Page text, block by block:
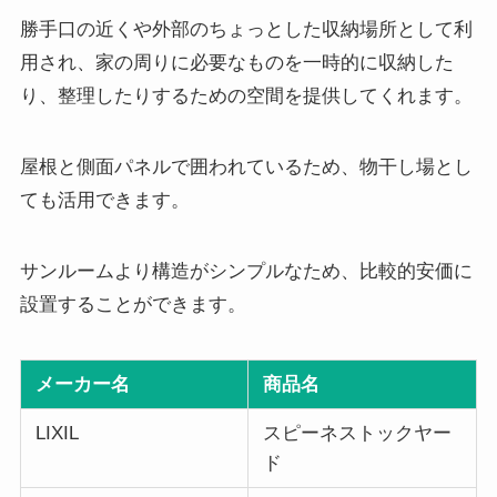
勝手口の近くや外部のちょっとした収納場所として利
用され、家の周りに必要なものを一時的に収納した
り、整理したりするための空間を提供してくれます。
屋根と側面パネルで囲われているため、物干し場とし
ても活用できます。
サンルームより構造がシンプルなため、比較的安価に
設置することができます。
メーカー名 商品名
LIXIL
スピーネストックヤー
ド